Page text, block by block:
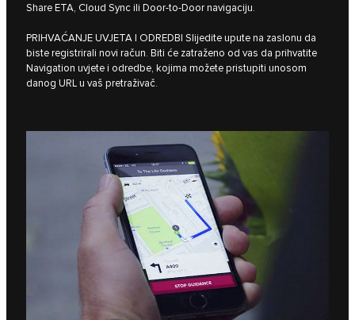
Share ETA, Cloud Sync ili Door-to-Door navigaciju.
PRIHVAĆANJE UVJETA I ODREDBI Slijedite upute na zaslonu da
biste registrirali novi račun. Biti će zatraženo od vas da prihvatite
Navigation uvjete i odredbe, kojima možete pristupiti unosom
danog URL u vaš pretraživač.